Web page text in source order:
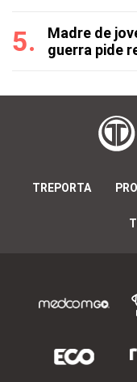
Madre de
guerra pide
TREPORTA